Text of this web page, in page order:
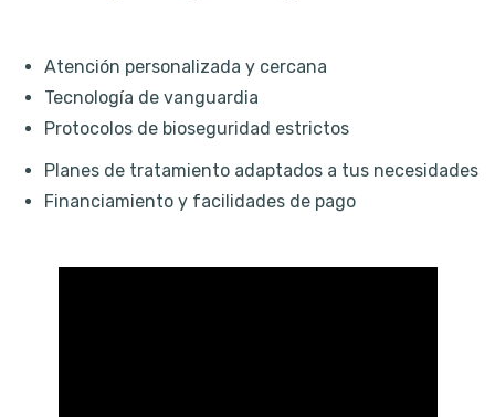
Atención personalizada y cercana
Tecnología de vanguardia
Protocolos de bioseguridad estrictos
Planes de tratamiento adaptados a tus necesidades
Financiamiento y facilidades de pago